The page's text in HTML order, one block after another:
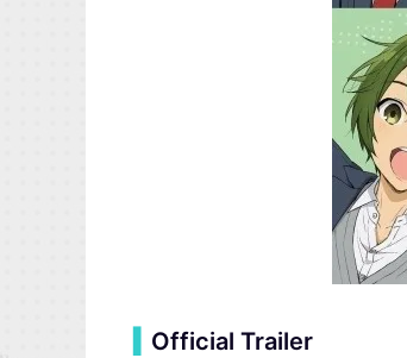
Official Trailer